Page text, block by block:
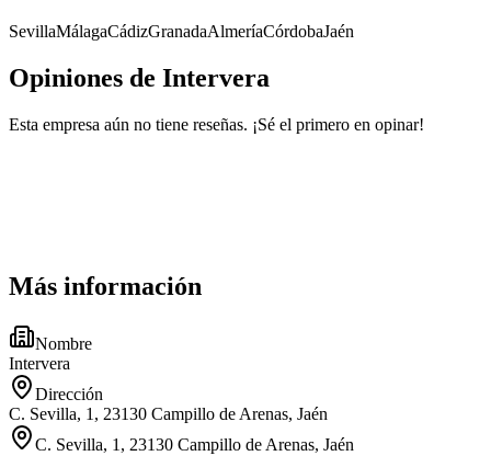
SevillaMálagaCádizGranadaAlmeríaCórdobaJaén
Opiniones de Intervera
Esta empresa aún no tiene reseñas. ¡Sé el primero en opinar!
Más información
Nombre
Intervera
Dirección
C. Sevilla, 1, 23130 Campillo de Arenas, Jaén
C. Sevilla, 1, 23130 Campillo de Arenas, Jaén